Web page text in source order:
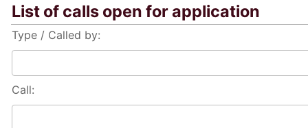
List of calls open for application
Type / Called by:
Call: